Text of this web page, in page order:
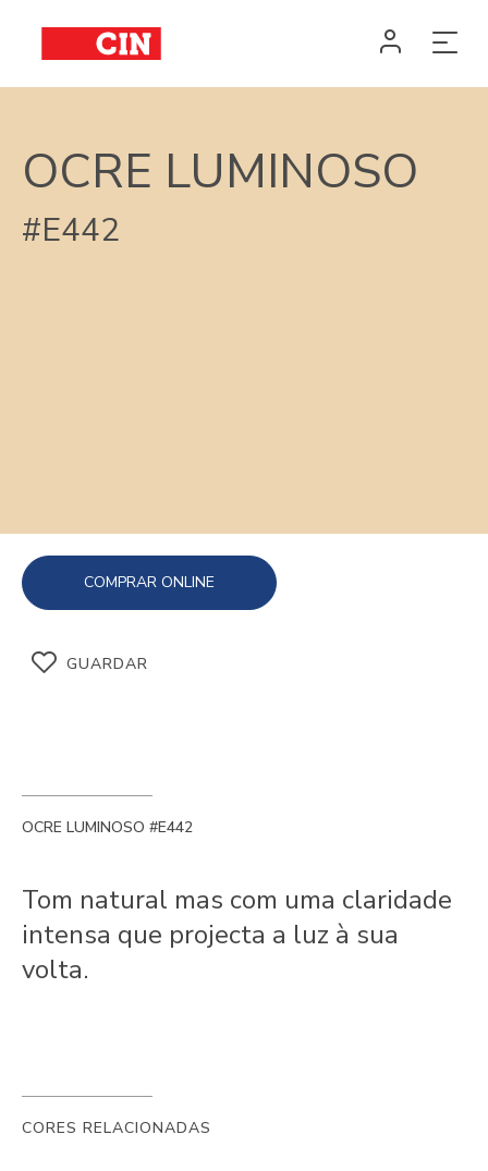
OCRE LUMINOSO
#E442
COMPRAR ONLINE
GUARDAR
OCRE LUMINOSO #E442
Tom natural mas com uma claridade
intensa que projecta a luz à sua
volta.
CORES RELACIONADAS